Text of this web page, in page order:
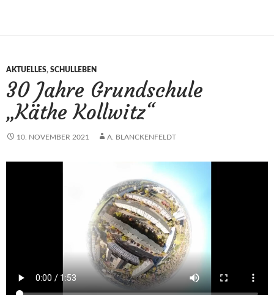
AKTUELLES, SCHULLEBEN
30 Jahre Grundschule
„Käthe Kollwitz“
10. NOVEMBER 2021 A. BLANCKENFELDT